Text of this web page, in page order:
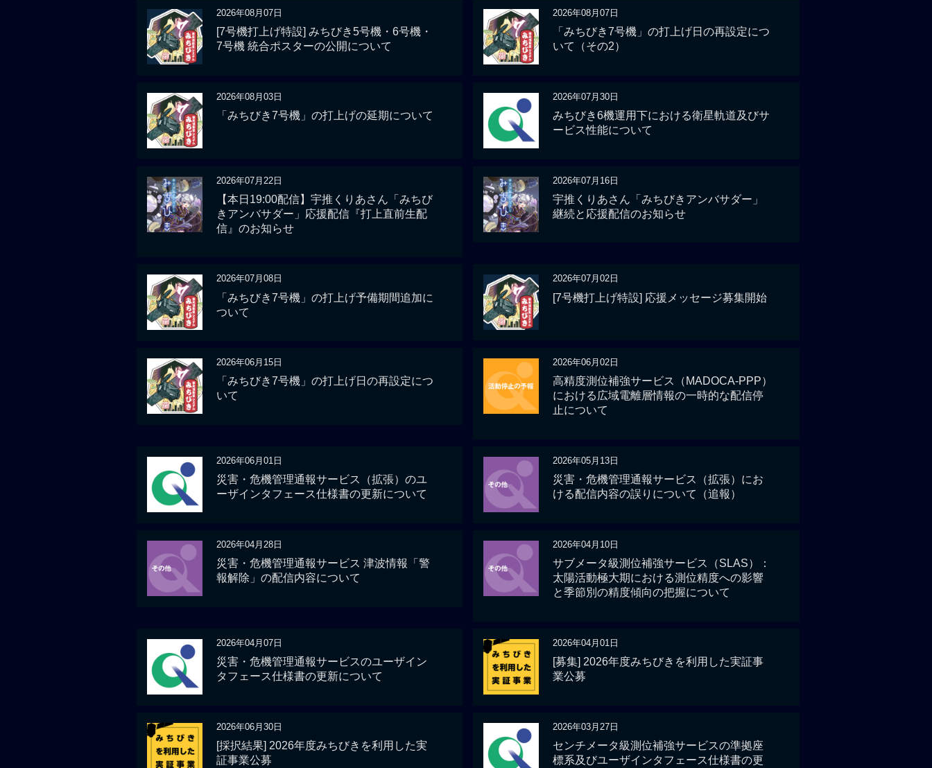
2026年08月07日
[7号機打上げ特設] みちびき5号機・6号機・
7号機 統合ポスターの公開について
2026年08月07日
「みちびき7号機」の打上げ日の再設定につ
いて（その2）
2026年08月03日
「みちびき7号機」の打上げの延期について
2026年07月30日
みちびき6機運用下における衛星軌道及びサ
ービス性能について
2026年07月22日
【本日19:00配信】宇推くりあさん「みちび
きアンバサダー」応援配信『打上直前生配
信』のお知らせ
2026年07月16日
宇推くりあさん「みちびきアンバサダー」
継続と応援配信のお知らせ
2026年07月08日
「みちびき7号機」の打上げ予備期間追加に
ついて
2026年07月02日
[7号機打上げ特設] 応援メッセージ募集開始
2026年06月15日
「みちびき7号機」の打上げ日の再設定につ
いて
2026年06月02日
高精度測位補強サービス（MADOCA-PPP）
における広域電離層情報の一時的な配信停
止について
2026年06月01日
災害・危機管理通報サービス（拡張）のユ
ーザインタフェース仕様書の更新について
2026年05月13日
災害・危機管理通報サービス（拡張）にお
ける配信内容の誤りについて（追報）
2026年04月28日
災害・危機管理通報サービス 津波情報「警
報解除」の配信内容について
2026年04月10日
サブメータ級測位補強サービス（SLAS）：
太陽活動極大期における測位精度への影響
と季節別の精度傾向の把握について
2026年04月07日
災害・危機管理通報サービスのユーザイン
タフェース仕様書の更新について
2026年04月01日
[募集] 2026年度みちびきを利用した実証事
業公募
2026年06月30日
[採択結果] 2026年度みちびきを利用した実
証事業公募
2026年03月27日
センチメータ級測位補強サービスの準拠座
標系及びユーザインタフェース仕様書の更